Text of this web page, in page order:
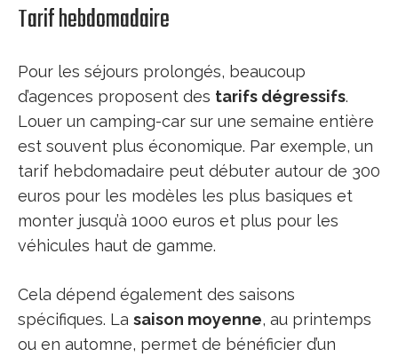
Tarif hebdomadaire
Pour les séjours prolongés, beaucoup
d’agences proposent des tarifs dégressifs.
Louer un camping-car sur une semaine entière
est souvent plus économique. Par exemple, un
tarif hebdomadaire peut débuter autour de 300
euros pour les modèles les plus basiques et
monter jusqu’à 1000 euros et plus pour les
véhicules haut de gamme.
Cela dépend également des saisons
spécifiques. La saison moyenne, au printemps
ou en automne, permet de bénéficier d’un